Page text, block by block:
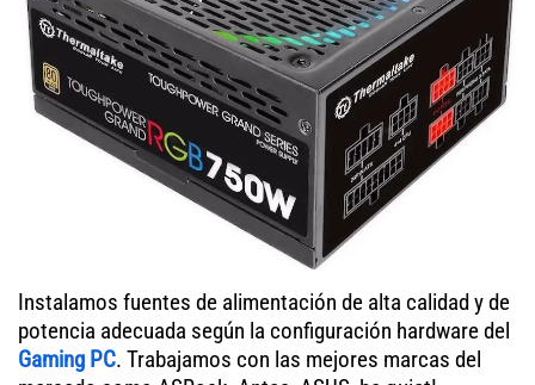
Instalamos fuentes de alimentación de alta calidad y de
potencia adecuada según la configuración hardware del
Gaming PC. Trabajamos con las mejores marcas del